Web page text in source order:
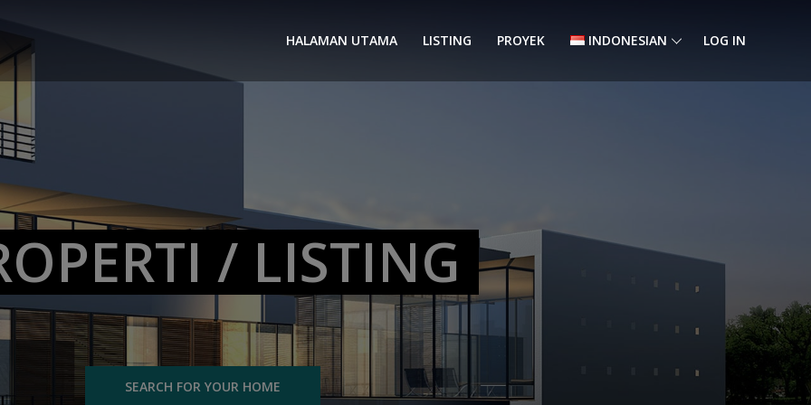
HALAMAN UTAMA LISTING PROYEK INDONESIAN LOG IN
/ LISTING
SEARCH FOR YOUR HOME